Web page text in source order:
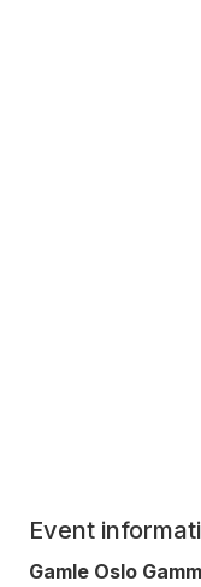
Event
Gamle Oslo